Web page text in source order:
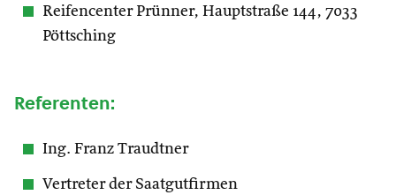
Reifencenter Prünner, Hauptstraße 144, 7033
Pöttsching
Referenten:
Ing. Franz Traudtner
Vertreter der Saatgutfirmen